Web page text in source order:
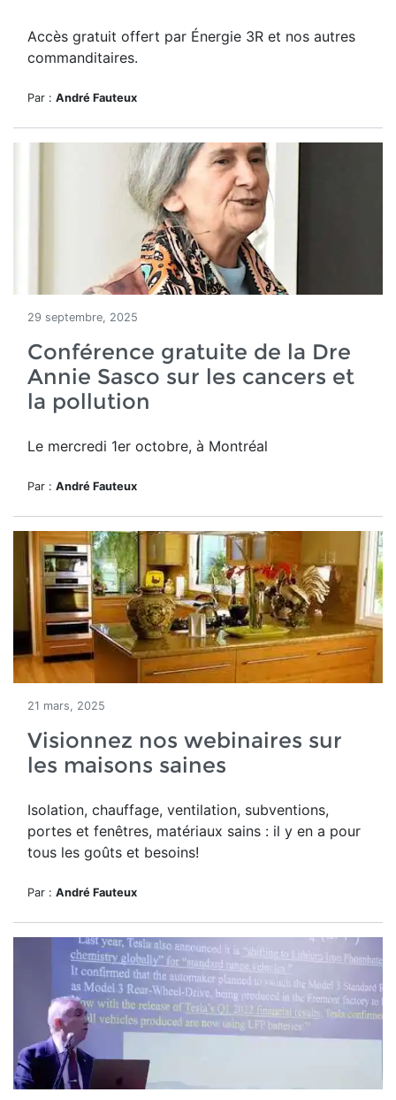
Accès gratuit offert par Énergie 3R et nos autres
commanditaires.
Par : André Fauteux
29 septembre, 2025
Conférence gratuite de la Dre
Annie Sasco sur les cancers et
la pollution
Le mercredi 1er octobre, à Montréal
Par : André Fauteux
21 mars, 2025
Visionnez nos webinaires sur
les maisons saines
Isolation, chauffage, ventilation, subventions,
portes et fenêtres, matériaux sains : il y en a pour
tous les goûts et besoins!
Par : André Fauteux